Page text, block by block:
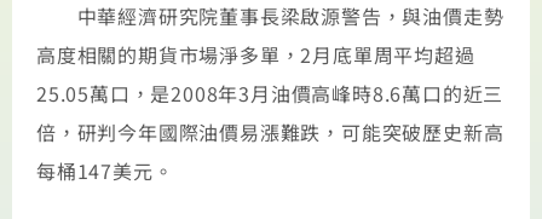
中華經濟研究院董事長梁啟源警告，與油價走勢
高度相關的期貨市場淨多單，2月底單周平均超過
25.05萬口，是2008年3月油價高峰時8.6萬口的近三
倍，研判今年國際油價易漲難跌，可能突破歷史新高
每桶147美元。